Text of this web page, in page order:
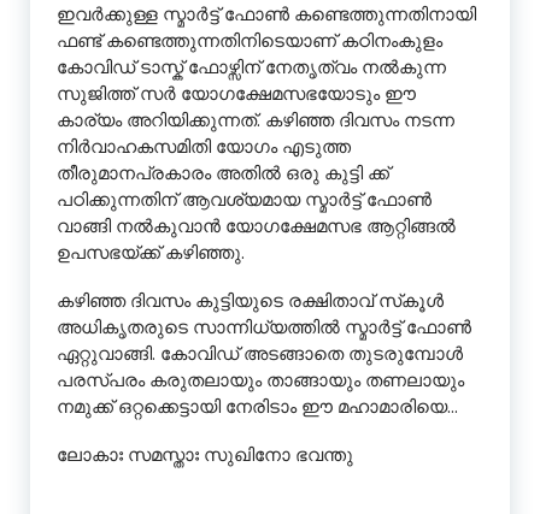
ഇവർക്കുള്ള സ്മാർട്ട് ഫോൺ കണ്ടെത്തുന്നതിനായി
ഫണ്ട് കണ്ടെത്തുന്നതിനിടെയാണ്കഠിനംകുളം
കോവിഡ് ടാസ്ക് ഫോഴ്സിന് നേതൃത്വം നൽകുന്ന
സുജിത്ത് സർ യോഗക്ഷേമസഭയോടും ഈ
കാര്യം അറിയിക്കുന്നത്. കഴിഞ്ഞ ദിവസം നടന്ന
നിർവാഹകസമിതി യോഗം എടുത്ത
തീരുമാനപ്രകാരം അതിൽ ഒരു കുട്ടി ക്ക്
പഠിക്കുന്നതിന് ആവശ്യമായ സ്മാർട്ട് ഫോൺ
വാങ്ങി നൽകുവാൻ യോഗക്ഷേമസഭ ആറ്റിങ്ങൽ
ഉപസഭയ്ക്ക് കഴിഞ്ഞു.
കഴിഞ്ഞ ദിവസം കുട്ടിയുടെ രക്ഷിതാവ് സ്‌കൂൾ
അധികൃതരുടെ സാന്നിധ്യത്തിൽ സ്മാർട്ട് ഫോൺ
ഏറ്റുവാങ്ങി. കോവിഡ് അടങ്ങാതെ തുടരുമ്പോൾ
പരസ്പരം കരുതലായും താങ്ങായും തണലായും
നമുക്ക് ഒറ്റക്കെട്ടായി നേരിടാം ഈ മഹാമാരിയെ…
ലോകാഃ സമസ്താഃ സുഖിനോ ഭവന്തു